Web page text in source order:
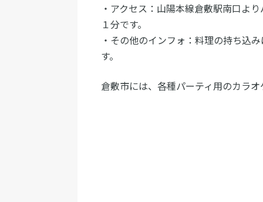
・アクセス：山陽本線倉敷駅南口よ
１分です。
・その他のインフォ：料理の持ち込
す。
倉敷市には、各種パーティ用のカラ